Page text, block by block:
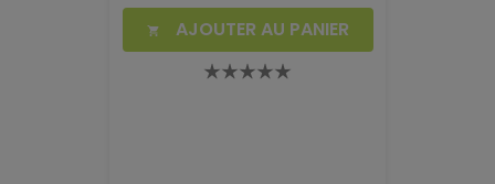
 AJOUTER AU PANIER